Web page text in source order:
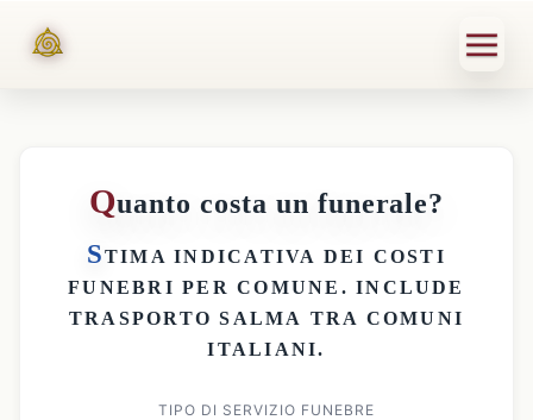
Quanto costa un funerale?
STIMA INDICATIVA DEI COSTI
FUNEBRI PER COMUNE . INCLUDE
TRASPORTO SALMA TRA COMUNI
ITALIANI.
TIPO DI SERVIZIO FUNEBRE